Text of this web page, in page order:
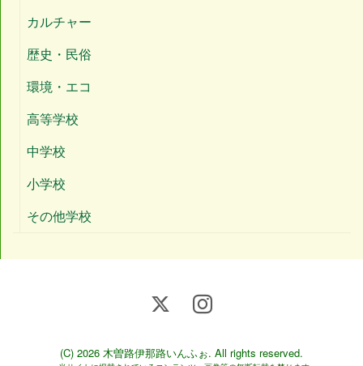
カルチャー
歴史・民俗
環境・エコ
高等学校
中学校
小学校
その他学校
(C) 2026 木曽路伊那路いんふぉ. All rights reserved.